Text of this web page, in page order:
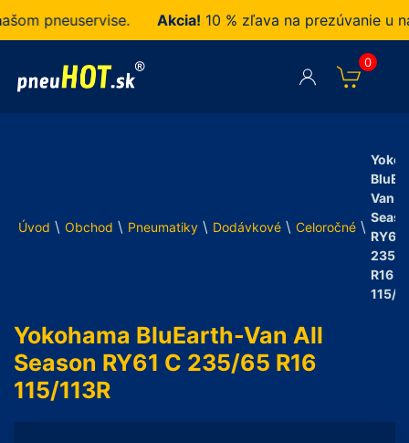
pneuservise. Akcia!10 % zľava na prezúvanie u nás
0
Úvod \ Obchod \ Pneumatiky \ Dodávkové \ Celoročné \
Van
RY61
235/
R16
115/
Yokohama BluEarth-Van All
Season RY61 C 235/65 R16
115/113R